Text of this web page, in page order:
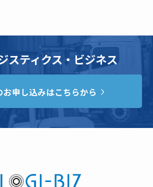
スティクス・ビジネス
お申し込みはこちらから